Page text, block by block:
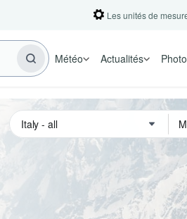
Les unités de
Météo Actualités